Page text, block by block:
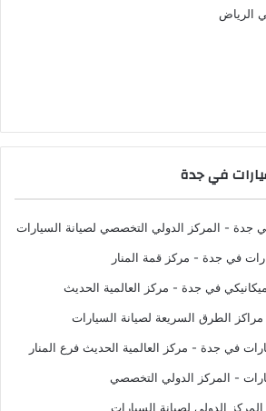
الرياض
في جدة
جدة - المركز الدولي التخصصي لصيانة السيارات
في جدة - مركز قمة المنار
في جدة - مركز العالمية الحديث
الطرق السريعة لصيانة السيارات
في جدة - مركز العالمية الحديث فرع المنار
- المركز الدولي التخصصي
الدولي لصيانة السيارات